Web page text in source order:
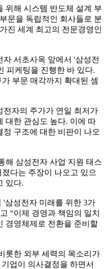
위해 시스템 반도체 설계 부
문을 독립적인 회사들로 분
진 세계 최고의 전문경영인
서초사옥 앞에서 '삼성전
피케팅을 진행한 바 있다.
부문 매각까지 확대된 셈
자의 주가가 연일 최저가
대한 관심도 높다. 이에 따
구조에 대한 비판이 나오
해 삼성전자 사업 지원 태스
다는 주장이 나오고 있으
있다.
'삼성전자 미래를 위한 3가
“이제 경영과 책임의 일치
경영체제로 전환을 준비할
롯한 외부 세력의 목소리가
업이 의사결정을 하면서